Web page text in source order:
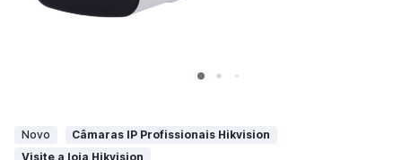
Novo
Câmaras IP Profissionais Hikvision
Visite a loja Hikvision